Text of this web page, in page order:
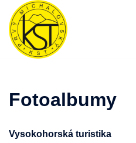
Preskočiť
obsah
Fotoalbumy
Vysokohorská turistika